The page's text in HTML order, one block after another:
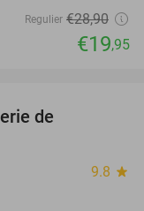
Regulier €28,90
€19,95
de
9.8 star